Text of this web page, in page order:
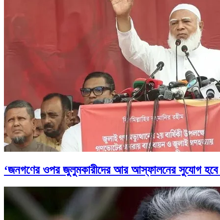
‘জনগণের ওপর জুলুমকারীদের আর আস্ফালনের সুযোগ হবে